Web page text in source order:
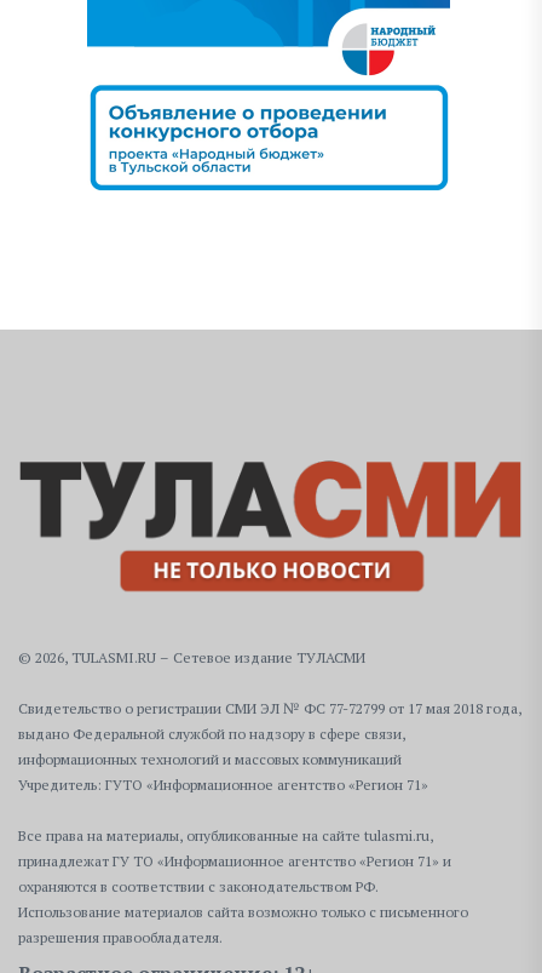
© 2026, TULASMI.RU – Сетевое издание ТУЛАСМИ
Свидетельство о регистрации СМИ ЭЛ № ФС 77-72799 от 17 мая 2018 года,
выдано Федеральной службой по надзору в сфере связи,
информационных технологий и массовых коммуникаций
Учредитель: ГУТО «Информационное агентство «Регион 71»
Все права на материалы, опубликованные на сайте tulasmi.ru,
принадлежат ГУ ТО «Информационное агентство «Регион 71» и
охраняются в соответствии с законодательством РФ.
Использование материалов сайта возможно только с письменного
разрешения правообладателя.